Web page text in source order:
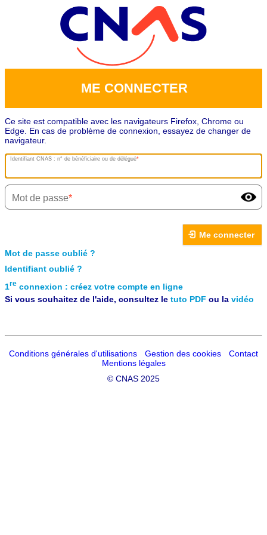
ME CONNECTER
Ce site est compatible avec les navigateurs Firefox, Chrome ou
Edge. En cas de problème de connexion, essayez de changer de
navigateur.
Identifiant CNAS : n° de bénéficiaire ou de délégué
Mot de passe
Me connecter
Mot de passe oublié ?
Identifiant oublié ?
1re connexion : créez votre compte en ligne
Si vous souhaitez de l'aide, consultez le tuto PDF ou la vidéo
Conditions générales d'utilisations Gestion des cookies
Contact
Mentions légales
© CNAS 2025